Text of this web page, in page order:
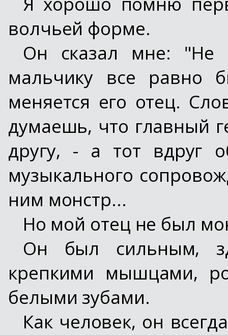
волчьей форме.
Он сказал мне: "Не
мальчику все равно
меняется его отец.
думаешь, что главный
другу, - а тот вдруг
музыкального
ним монстр...
Но мой отец не был
Он был сильным,
крепкими мышцами,
белыми зубами.
Как человек, он